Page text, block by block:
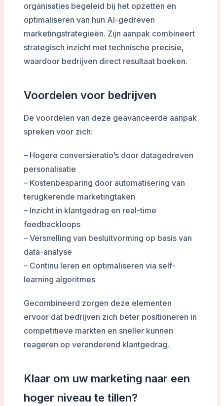
organisaties begeleid bij het opzetten en
optimaliseren van hun AI-gedreven
marketingstrategieën. Zijn aanpak combineert
strategisch inzicht met technische precisie,
waardoor bedrijven direct resultaat boeken.
Voordelen voor bedrijven
De voordelen van deze geavanceerde aanpak
spreken voor zich:
– Hogere conversieratio’s door datagedreven
personalisatie
– Kostenbesparing door automatisering van
terugkerende marketingtaken
– Inzicht in klantgedrag en real-time
feedbackloops
– Versnelling van besluitvorming op basis van
data-analyse
– Continu leren en optimaliseren via self-
learning algoritmes
Gecombineerd zorgen deze elementen
ervoor dat bedrijven zich beter positioneren in
competitieve markten en sneller kunnen
reageren op veranderend klantgedrag.
Klaar om uw marketing naar een
hoger niveau te tillen?